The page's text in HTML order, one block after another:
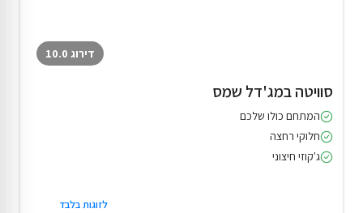
דירוג 10.0
סוויטה במג'דל שמס
המתחם כולו שלכם
חלוקי רחצה
ג'קוזי חיצוני
לזוגות בלבד